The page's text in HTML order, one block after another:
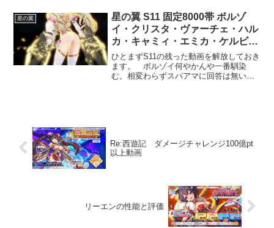
イン射撃は全盛期に戻って特格は誘導切
り...
星の翼
星の翼 S11 固定8000帯 ボルゾ
イ・クリスタ・ヴァーチェ・ハル
カ・キャミィ・エミカ・ケルビ
ム・ライン視点
ひとまずS11の残った動画を解放しておき
ます。 ボルゾイ何やかんや一番馴染
む。相変わらずスパアマに回答は無いけ
Re:西遊記 ダメージチャレンジ100億pt
以上動画
リーエンの性能と評価